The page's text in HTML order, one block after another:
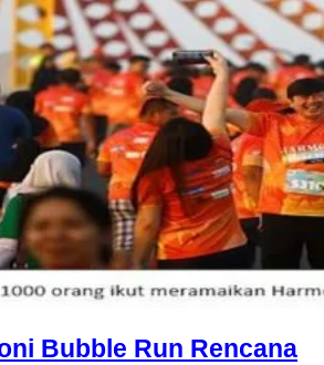
Bubble Run Rencana